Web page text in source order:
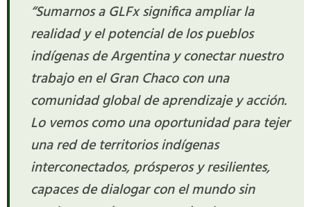
“Sumarnos a GLFx significa ampliar la
realidad y el potencial de los pueblos
indígenas de Argentina y conectar nuestro
trabajo en el Gran Chaco con una
comunidad global de aprendizaje y acción.
Lo vemos como una oportunidad para tejer
una red de territorios indígenas
interconectados, prósperos y resilientes,
capaces de dialogar con el mundo sin